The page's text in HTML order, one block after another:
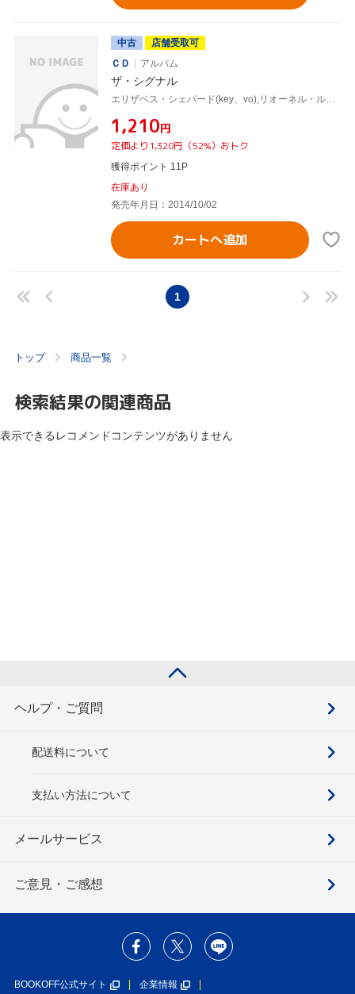
中古
店舗受取可
ＣＤ
アルバム
ザ・シグナル
エリザベス・シェパード(key、vo),リオーネル・ルエケ(g、vo),ロス・マッキンタイアー(b),スコット・ケンプ(b),ラーネル・ルイス(ds),Roman Tome(ds),Joshua Van Tassel(ds),コリン・キングスモア(ds、perc)
¥1,210円
定価より1,320円（52%）おトク
獲得ポイント 11P
在庫あり
発売年月日：2014/10/02
カートへ追加
1
トップ 商品一覧
検索結果の関連商品
表示できるレコメンドコンテンツがありません
ヘルプ・ご質問
配送料について
支払い方法について
メールサービス
ご意見・ご感想
BOOKOFF公式サイト 企業情報